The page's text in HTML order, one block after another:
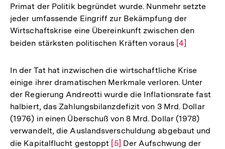
Primat der Politik begründet wurde. Nunmehr setzte
jeder umfassende Eingriff zur Bekämpfung der
Wirtschaftskrise eine Übereinkunft zwischen den
beiden stärksten politischen Kräften voraus Zur
der
Fußnote
[4]
In der Tat hat inzwischen die wirtschaftliche Krise
einige ihrer dramatischen Merkmale verloren. Unter
der Regierung Andreotti wurde die Inflationsrate fast
halbiert, das Zahlungsbilanzdefizit von 3 Mrd. Dollar
(1976) in einen Überschuß von 8 Mrd. Dollar (1978)
verwandelt, die Auslandsverschuldung abgebaut und
die Kapitalflucht gestoppt Zur
[5] Der Aufschwung der